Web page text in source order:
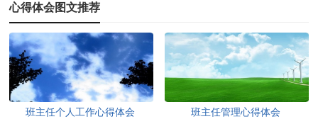
心得体会图文推荐
班主任个人工作心得体会 班主任管理心得体会